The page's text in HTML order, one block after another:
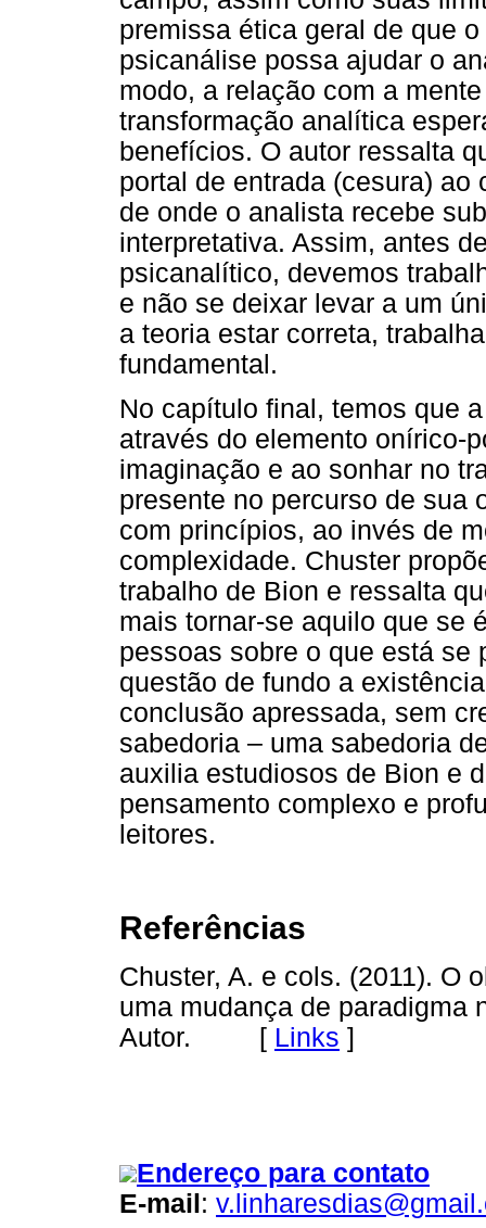
premissa ética geral de que
psicanálise possa ajudar o
modo, a relação com a
transformação analítica
benefícios. O autor ressalta
portal de entrada (cesura)
de onde o analista recebe
interpretativa. Assim, antes
psicanalítico, devemos
e não se deixar levar a um
a teoria estar correta,
fundamental.
No capítulo final, temos que
através do elemento onírico-
imaginação e ao sonhar no
presente no percurso de sua
com princípios, ao invés de
complexidade. Chuster
trabalho de Bion e ressalta
mais tornar-se aquilo que se
pessoas sobre o que está se
questão de fundo a
conclusão apressada, sem
sabedoria – uma sabedoria
auxilia estudiosos de Bion e
pensamento complexo e
leitores.
Referências
Chuster, A. e cols. (2011). O
uma mudança de paradigma
Autor. [ Links ]
Endereço para contato
E-mail :